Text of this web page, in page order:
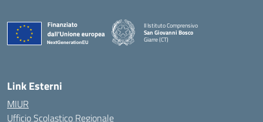
II Istituto Comprensivo
San Giovanni Bosco
Giarre (CT)
Link Esterni
MIUR
Ufficio Scolastico Regionale